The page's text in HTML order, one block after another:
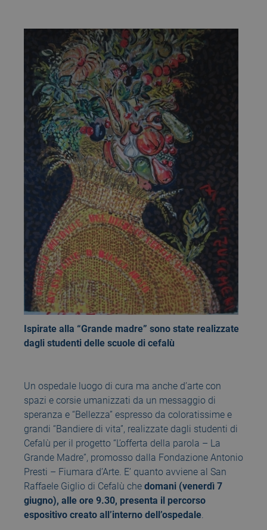
Ispirate alla “Grande madre” sono state realizzate
dagli studenti delle scuole di cefalù
Un ospedale luogo di cura ma anche d’arte con
spazi e corsie umanizzati da un messaggio di
speranza e “Bellezza” espresso da coloratissime e
grandi “Bandiere di vita”, realizzate dagli studenti di
Cefalù per il progetto “L’offerta della parola – La
Grande Madre”, promosso dalla Fondazione Antonio
Presti – Fiumara d’Arte. E’ quanto avviene al San
Raffaele Giglio di Cefalù che domani (venerdì 7
giugno), alle ore 9.30, presenta il percorso
espositivo creato all’interno dell’ospedale.